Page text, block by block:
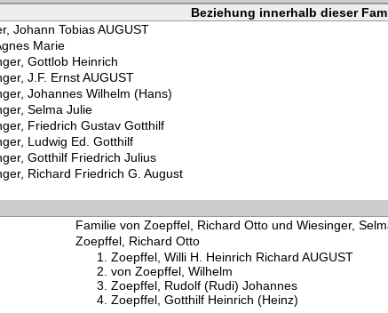
Beziehung innerhalb dieser
Johann Tobias AUGUST
Marie
Gottlob Heinrich
J.F. Ernst AUGUST
Johannes Wilhelm (Hans)
Selma Julie
Friedrich Gustav Gotthilf
Ludwig Ed. Gotthilf
Gotthilf Friedrich Julius
Richard Friedrich G. August
Familie von Zoepffel, Richard Otto und Wiesinger,
Zoepffel, Richard Otto
Zoepffel, Willi H. Heinrich Richard AUGUST
von Zoepffel, Wilhelm
Zoepffel, Rudolf (Rudi) Johannes
Zoepffel, Gotthilf Heinrich (Heinz)